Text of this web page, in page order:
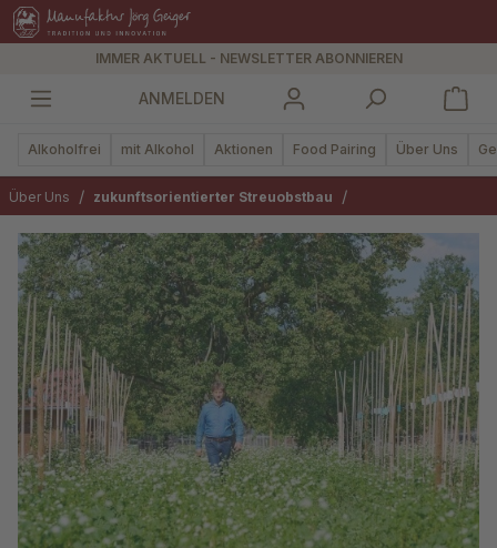
springen
IMMER AKTUELL - NEWSLETTER ABONNIEREN
ANMELDEN
Alkoholfrei mit Alkohol Aktionen Food Pairing Über Uns
Über Uns / zukunftsorientierter Streuobstbau /